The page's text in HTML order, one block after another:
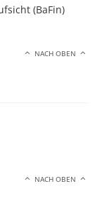
(BaFin)
NACH OBEN
NACH OBEN